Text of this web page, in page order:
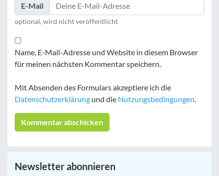
E-Mail
optional, wird nicht veröffentlicht
Name, E-Mail-Adresse und Website in diesem Browser
für meinen nächsten Kommentar speichern.
Mit Absenden des Formulars akzeptiere ich die
Datenschutzerklärung und die Nutzungsbedingungen.
Newsletter abonnieren